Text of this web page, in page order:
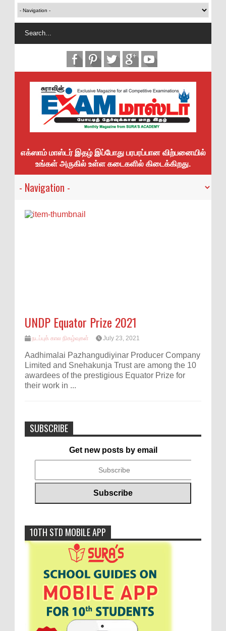
எக்ஸாம் மாஸ்டர் இதழ் இப்போது பரபரப்பான விற்பனையில்
உங்கள் அருகில் உள்ள கடைகளில் கிடைக்கிறது.
UNDP Equator Prize 2021
நடப்புக் கால நிகழ்வுகள் July 23, 2021
Aadhimalai Pazhangudiyinar Producer Company
Limited and Snehakunja Trust are among the 10
awardees of the prestigious Equator Prize for
their work in ...
SUBSCRIBE
Get new posts by email
10TH STD MOBILE APP